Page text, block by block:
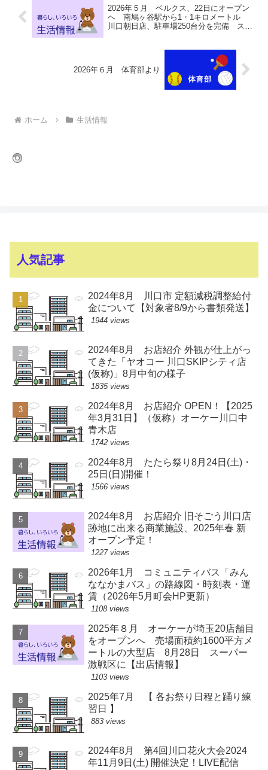
2026年５月 ベルクス、22日にオープン
へ 南鳩ヶ谷駅から1・1キロメートル
川口朝日店、駐車場250台分を完備 スー
2026年６月 体育部より
ホーム 生活情報
人気記事
2024年8月 川口市 定額減税調整給付
金について【対象者8/9から書類発送】
1944 views
2024年8月 お店紹介 外観が仕上がっ
てきた「ヤオコー 川口SKIPシティ店
(仮称)」8月中旬の様子
1835 views
2024年8月 お店紹介 OPEN！【2025
年3月31日】（仮称）オーケー川口中
青木店
1742 views
2024年8月 たたら祭り8月24日(土)・
25日(日)開催！
1566 views
2024年8月 お店紹介 旧そごう川口店
跡地に出来る商業施設、2025年春 新
オープン予定！
1227 views
2026年1月 コミュニティバス「みん
ななかまバス」の路線図・時刻表・運
賃（2026年5月町会HP更新）
1108 views
2025年８月 オーケーが埼玉20店舗目
をオープンへ 売場面積約1600平方メ
ートルの大型店 8月28日 スーパー
激戦区に【出店情報】
1103 views
2025年7月 【 各お祭り日程と踊り練
習日 】
883 views
2024年8月 第4回川口花火大会2024
年11月9日(土) 開催決定！LIVE配信